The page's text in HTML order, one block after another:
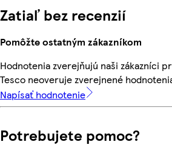
Zatiaľ bez recenzií
Pomôžte ostatným zákazníkom
Hodnotenia zverejňujú naši zákazníci
Tesco neoveruje zverejnené
Napísať hodnotenie
Potrebujete pomoc?